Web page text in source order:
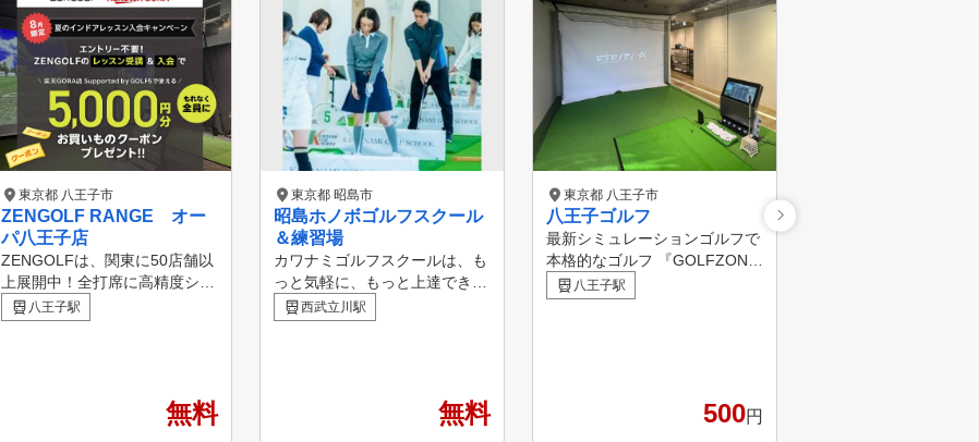
東京都 八王子市
ZENGOLF RANGE オー
パ八王子店
ZENGOLFは、関東に50店舗以
上展開中！全打席に高精度シミ
ュレーターを完備したレッスン
受け放題・レンジ使い放題の定
度でも受けられて、短期間での
八王子駅
無料
東京都 昭島市
昭島ホノボゴルフスクール
＆練習場
カワナミゴルフスクールは、も
っと気軽に、もっと上達できる
環境づくりをテーマとしたゴル
フスクールです。 ゴルフ指導
りのゴルフライフを⽣涯サポー
西武立川駅
無料
東京都 八王子市
八王子ゴルフ
最新シミュレーションゴルフで
本格的なゴルフ 『GOLFZON』
の最高機種、ラウンドに特化し
たゴルフシミュレーター。ボー
々なメーカーの貸しクラブをご
八王子駅
500円